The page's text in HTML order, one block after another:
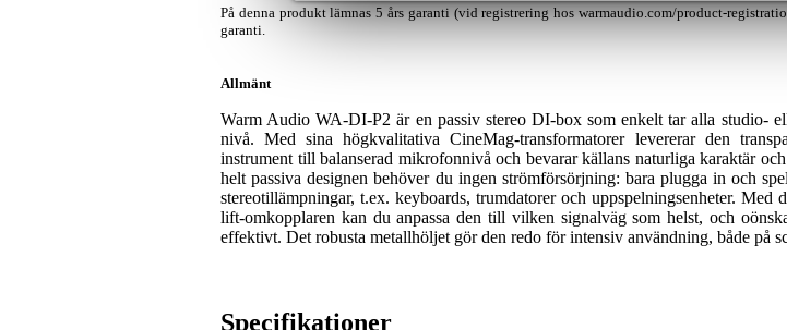
På denna produkt lämnas 5 års garanti (vid registrering hos warmaudio.com/product-
garanti.
Allmänt
Warm Audio WA-DI-P2 är en passiv stereo DI-box som enkelt tar alla studio-
nivå. Med sina högkvalitativa CineMag-transformatorer levererar den
instrument till balanserad mikrofonnivå och bevarar källans naturliga karaktär
helt passiva designen behöver du ingen strömförsörjning: bara plugga in och
stereotillämpningar, t.ex. keyboards, trumdatorer och uppspelningsenheter. Med
lift-omkopplaren kan du anpassa den till vilken signalväg som helst, och
effektivt. Det robusta metallhöljet gör den redo för intensiv användning, både på
Specifikationer